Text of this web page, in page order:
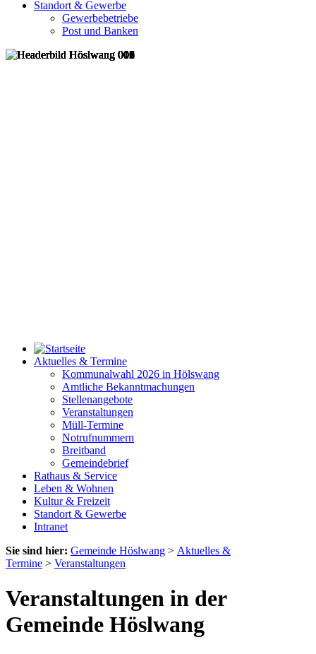
Standort & Gewerbe
Gewerbebetriebe
Post und Banken
Aktuelles & Termine
Kommunalwahl 2026 in Hölswang
Amtliche Bekanntmachungen
Stellenangebote
Veranstaltungen
Müll-Termine
Notrufnummern
Breitband
Gemeindebrief
Rathaus & Service
Leben & Wohnen
Kultur & Freizeit
Standort & Gewerbe
Intranet
Sie sind hier: Gemeinde Höslwang > Aktuelles &
Termine > Veranstaltungen
Veranstaltungen in der
Gemeinde Höslwang